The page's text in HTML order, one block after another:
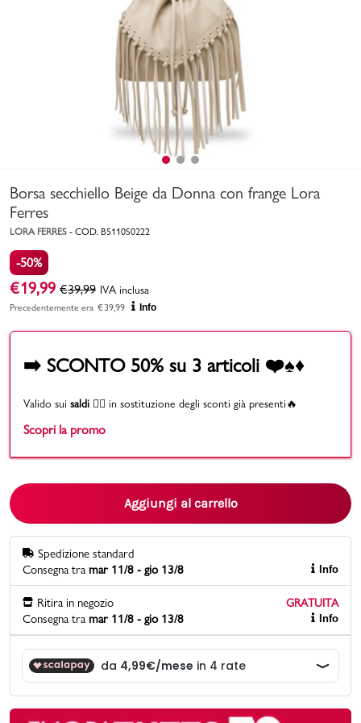
Bambino
Valigie
Marchi
Carrello
Promo & News
negozi
Gift card
Borsa secchiello Beige da Donna con frange Lora
Ferres
LORA FERRES - COD. B5110S0222
-50%
€19,99 €39,99 IVA inclusa
Precedentemente era €39,99 Info
➡️ SCONTO 50% su 3 articoli ❤️♠️♦️
Valido sui saldi 👉🏻 in sostituzione degli sconti già presenti🔥
Scopri la promo
Aggiungi al carrello
Spedizione standard
Consegna tra mar 11/8 - gio 13/8 Info
Ritira in negozio
GRATUITA
Consegna tra mar 11/8 - gio 13/8 Info